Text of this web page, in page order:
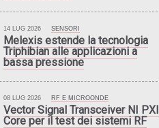
14 LUG 2026 SENSORI
Melexis estende la tecnologia
Triphibian alle applicazioni a
bassa pressione
08 LUG 2026 RF E MICROONDE
Vector Signal Transceiver NI PXI
Core per il test dei sistemi RF